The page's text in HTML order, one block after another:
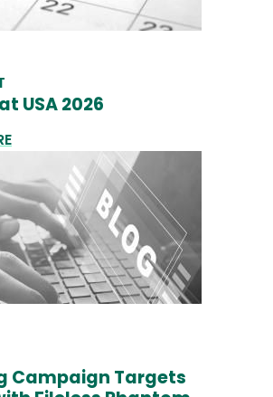
USA 2026
Campaign Targets